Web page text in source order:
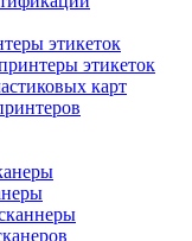
этикеток
этикеток
карт